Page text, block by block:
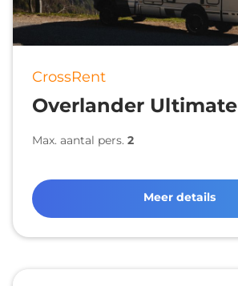
CrossRent
Overlander Ultimate
Max. aantal pers. 2
Meer details